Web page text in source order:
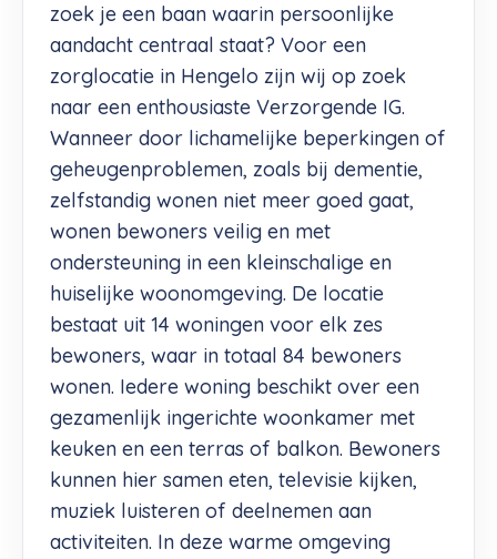
zoek je een baan waarin persoonlijke
aandacht centraal staat? Voor een
zorglocatie in Hengelo zijn wij op zoek
naar een enthousiaste Verzorgende IG.
Wanneer door lichamelijke beperkingen of
geheugenproblemen, zoals bij dementie,
zelfstandig wonen niet meer goed gaat,
wonen bewoners veilig en met
ondersteuning in een kleinschalige en
huiselijke woonomgeving. De locatie
bestaat uit 14 woningen voor elk zes
bewoners, waar in totaal 84 bewoners
wonen. Iedere woning beschikt over een
gezamenlijk ingerichte woonkamer met
keuken en een terras of balkon. Bewoners
kunnen hier samen eten, televisie kijken,
muziek luisteren of deelnemen aan
activiteiten. In deze warme omgeving